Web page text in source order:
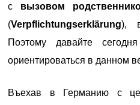
c вызовом
(Verpflichtungserklärung),
Поэтому давайте
ориентироваться в данном
Въехав в Германию с